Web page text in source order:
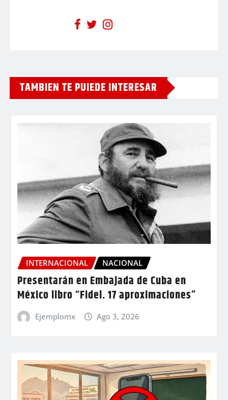
TAMBIEN TE PUIEDE INTERESAR
INTERNACIONAL NACIONAL
Presentarán en Embajada de Cuba en
México libro “Fidel. 17 aproximaciones”
Ejemplomx Ago 3, 2026